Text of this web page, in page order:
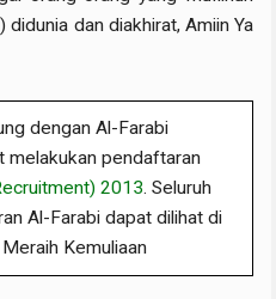
dan diakhirat, Amiin Ya
dengan Al-Farabi
melakukan pendaftaran
2013. Seluruh
Al-Farabi dapat dilihat di
Kemuliaan